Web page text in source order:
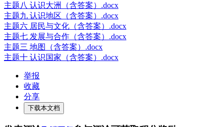
主题八 认识大洲（含答案）.docx
主题九 认识地区（含答案）.docx
主题六 居民与文化（含答案）.docx
主题七 发展与合作（含答案）.docx
主题三 地图（含答案）.docx
主题十 认识国家（含答案）.docx
举报
收藏
分享
下载本文档